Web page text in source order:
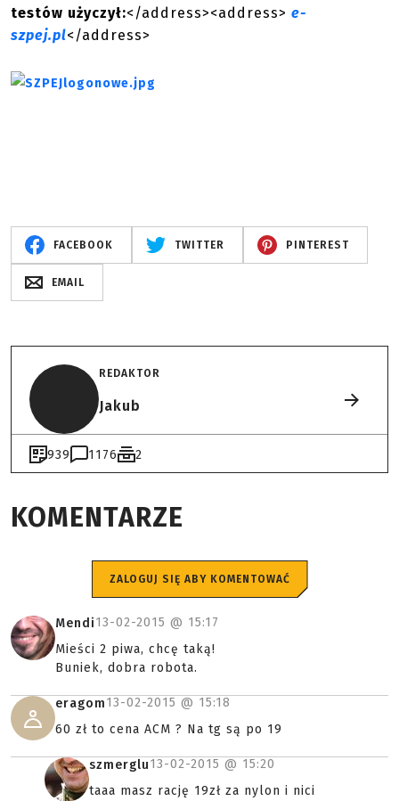
testów użyczył:</address><address> e-
szpej.pl</address>
FACEBOOK TWITTER PINTEREST
EMAIL
REDAKTOR
Jakub
939 1176 2
KOMENTARZE
ZALOGUJ SIĘ ABY KOMENTOWAĆ
Mendi13-02-2015 @ 15:17
Mieści 2 piwa, chcę taką!
Buniek, dobra robota.
eragom13-02-2015 @ 15:18
60 zł to cena ACM ? Na tg są po 19
szmerglu13-02-2015 @ 15:20
taaa masz rację 19zł za nylon i nici